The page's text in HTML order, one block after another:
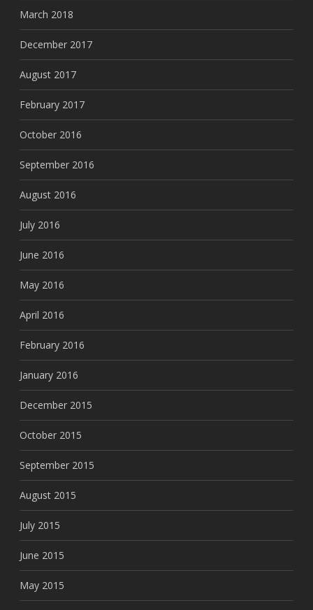
March 2018
December 2017
August 2017
February 2017
October 2016
September 2016
August 2016
July 2016
June 2016
May 2016
April 2016
February 2016
January 2016
December 2015
October 2015
September 2015
August 2015
July 2015
June 2015
May 2015